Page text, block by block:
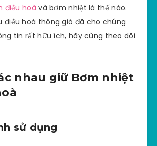
điều hoà và bơm nhiệt là thế nào.
điều hoà thông gió đã cho chúng
tin rất hữu ích, hãy cùng theo dõi
nhau giữ Bơm nhiệt
sử dụng